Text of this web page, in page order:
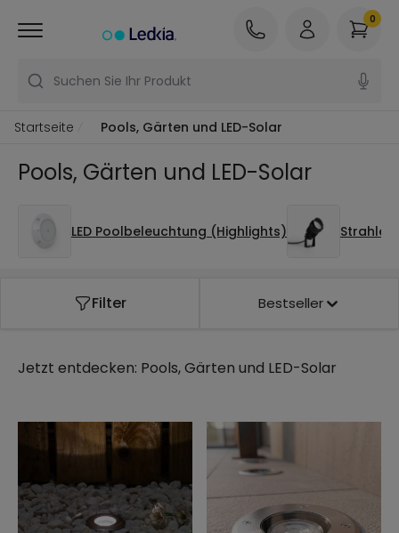
Suchen Sie Ihr Produkt
0
Startseite Pools, Gärten und LED-Solar
Pools, Gärten und LED-Solar
LED Poolbeleuchtung (Highlights) Strahler
Filter Bestseller
Jetzt entdecken: Pools, Gärten und LED-Solar